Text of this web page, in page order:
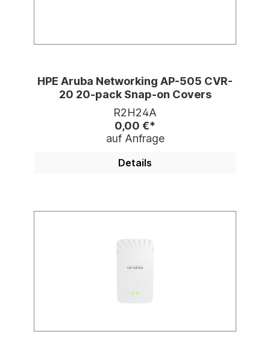
HPE Aruba Networking AP-505 CVR-
20 20-pack Snap-on Covers
R2H24A
0,00 €*
auf Anfrage
Details